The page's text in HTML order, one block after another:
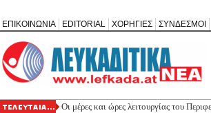
ΕΠΙΚΟΙΝΩΝΙΑ EDITORIAL ΧΟΡΗΓΙΕΣ ΣΥΝΔΕΣΜΟΙ
Οι μέρες και ώρες λειτουργίας του